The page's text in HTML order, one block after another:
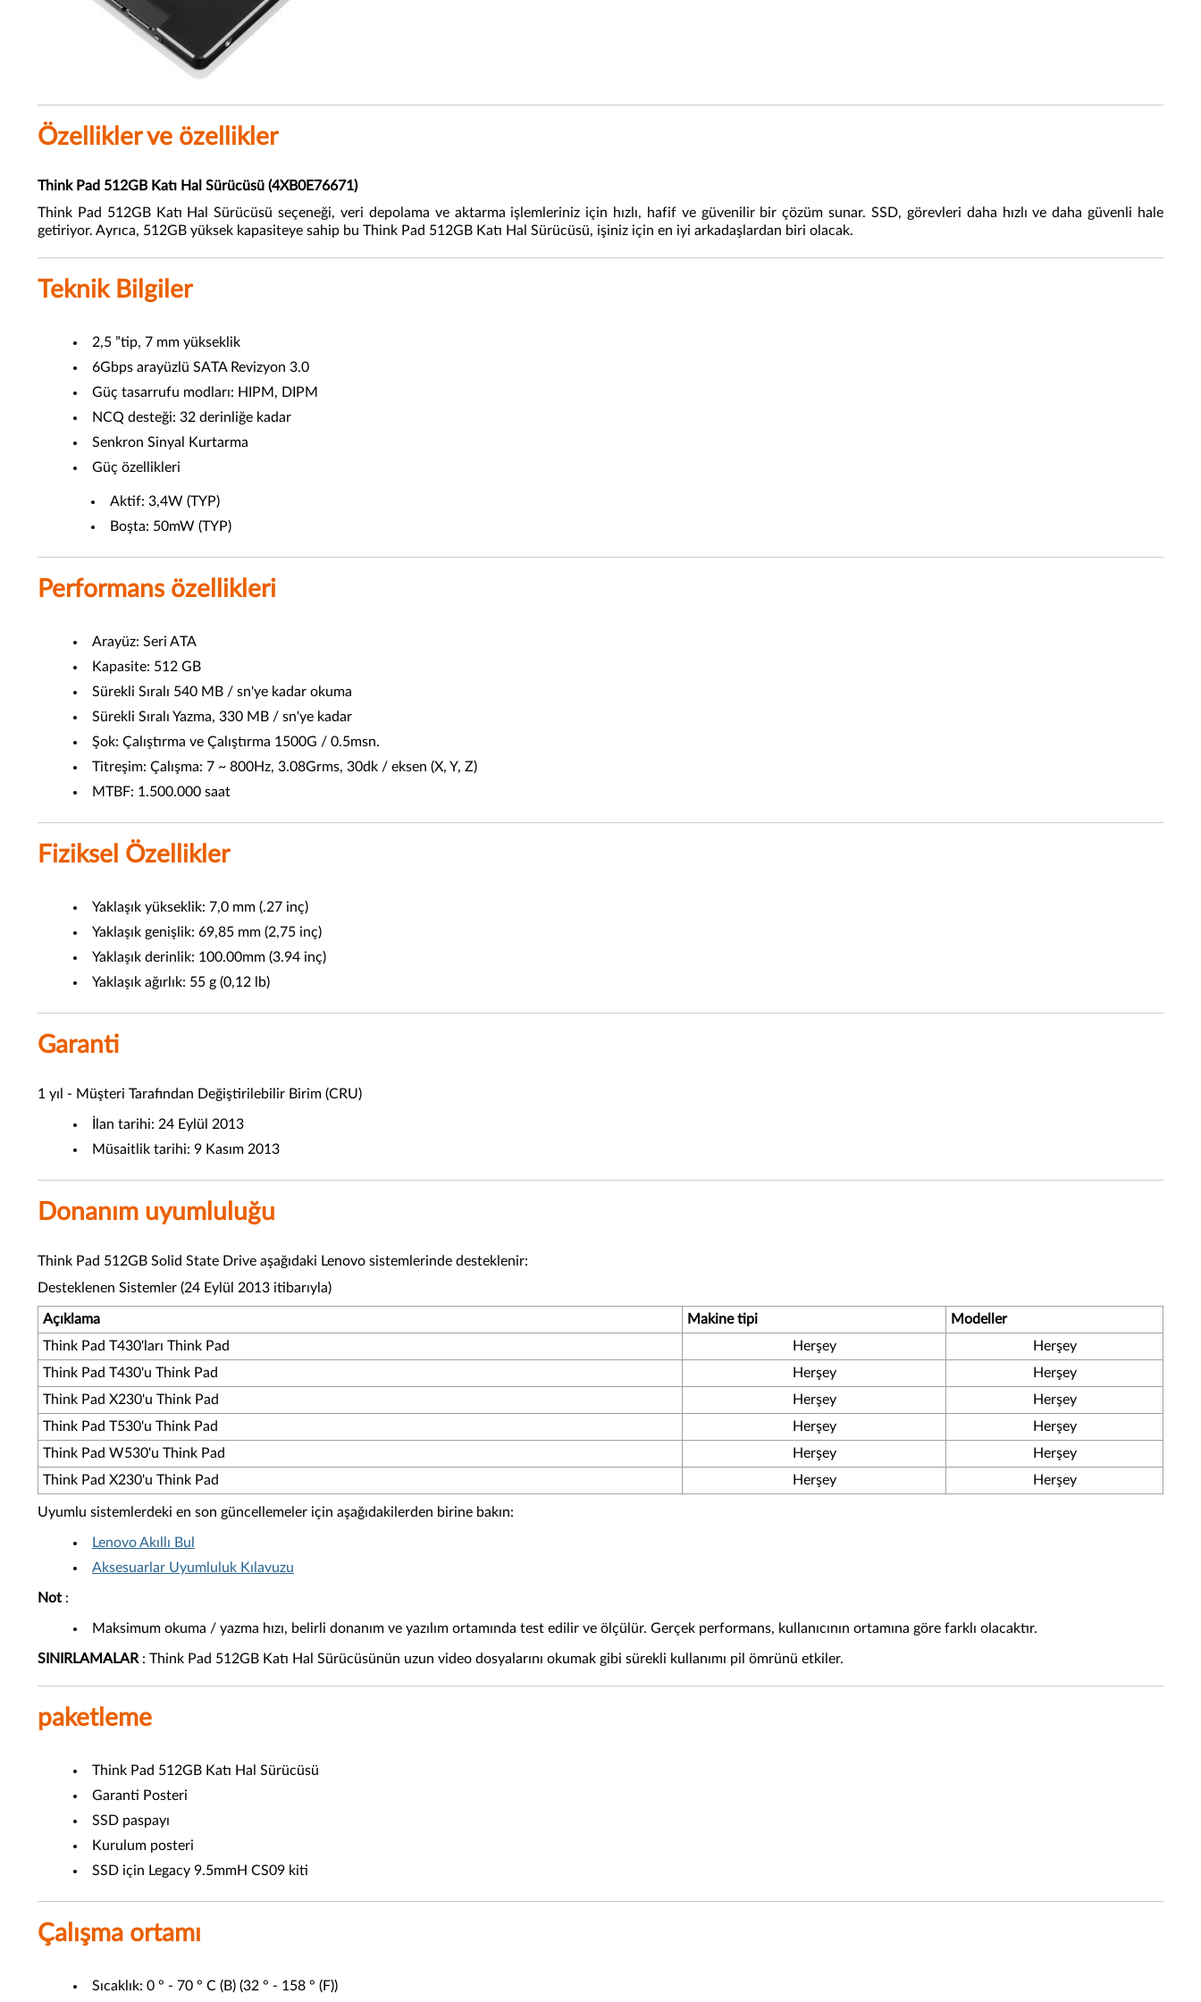
Özellikler ve özellikler
Think Pad 512GB Katı Hal Sürücüsü (4XB0E76671)
Think Pad 512GB Katı Hal Sürücüsü seçeneği, veri depolama ve aktarma işlemleriniz için hızlı, hafif ve güvenilir bir çözüm sunar. SSD, görevleri daha hızlı ve daha güvenli hale
getiriyor. Ayrıca, 512GB yüksek kapasiteye sahip bu Think Pad 512GB Katı Hal Sürücüsü, işiniz için en iyi arkadaşlardan biri olacak.
Teknik Bilgiler
2,5 ”tip, 7 mm yükseklik
6Gbps arayüzlü SATA Revizyon 3.0
Güç tasarrufu modları: HIPM, DIPM
NCQ desteği: 32 derinliğe kadar
Senkron Sinyal Kurtarma
Güç özellikleri
Aktif: 3,4W (TYP)
Boşta: 50mW (TYP)
Performans özellikleri
Arayüz: Seri ATA
Kapasite: 512 GB
Sürekli Sıralı 540 MB / sn'ye kadar okuma
Sürekli Sıralı Yazma, 330 MB / sn'ye kadar
Şok: Çalıştırma ve Çalıştırma 1500G / 0.5msn.
Titreşim: Çalışma: 7 ~ 800Hz, 3.08Grms, 30dk / eksen (X, Y, Z)
MTBF: 1.500.000 saat
Fiziksel Özellikler
Yaklaşık yükseklik: 7,0 mm (.27 inç)
Yaklaşık genişlik: 69,85 mm (2,75 inç)
Yaklaşık derinlik: 100.00mm (3.94 inç)
Yaklaşık ağırlık: 55 g (0,12 lb)
Garanti
1 yıl - Müşteri Tarafından Değiştirilebilir Birim (CRU)
İlan tarihi: 24 Eylül 2013
Müsaitlik tarihi: 9 Kasım 2013
Donanım uyumluluğu
Think Pad 512GB Solid State Drive aşağıdaki Lenovo sistemlerinde desteklenir:
Desteklenen Sistemler (24 Eylül 2013 itibarıyla)
Açıklama Makine tipi
Modeller
Think Pad T430'ları Think Pad
Herşey
Herşey
Think Pad T430'u Think Pad
Herşey
Herşey
Think Pad X230'u Think Pad
Herşey
Herşey
Think Pad T530'u Think Pad
Herşey
Herşey
Think Pad W530'u Think Pad
Herşey
Herşey
Think Pad X230'u Think Pad
Herşey Herşey
Uyumlu sistemlerdeki en son güncellemeler için aşağıdakilerden birine bakın:
Lenovo Akıllı Bul
Aksesuarlar Uyumluluk Kılavuzu
Not :
Maksimum okuma / yazma hızı, belirli donanım ve yazılım ortamında test edilir ve ölçülür. Gerçek performans, kullanıcının ortamına göre farklı olacaktır.
SINIRLAMALAR : Think Pad 512GB Katı Hal Sürücüsünün uzun video dosyalarını okumak gibi sürekli kullanımı pil ömrünü etkiler.
paketleme
Think Pad 512GB Katı Hal Sürücüsü
Garanti Posteri
SSD paspayı
Kurulum posteri
SSD için Legacy 9.5mmH CS09 kiti
Çalışma ortamı
Sıcaklık: 0 ° - 70 ° C (B) (32 ° - 158 ° (F))